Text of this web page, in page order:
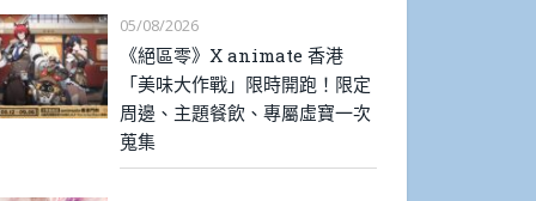
05/08/2026
《絕區零》X animate 香港
「美味大作戰」限時開跑！限定
周邊、主題餐飲、專屬虛寶一次
蒐集